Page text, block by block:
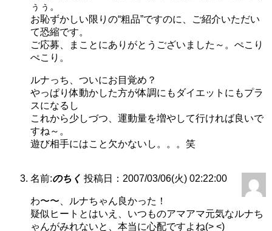
ぅぅ。
お恥ずかしい限りの“粗品”ですのに、ご紹介いただい
て恐縮です。
ご応募、まことにありがとうございました～。ぺこり
ぺこり。
ルナっち、ついにお目覚め？
やっぱり体動かした方が体調にもダイエットにもプラ
スになるし
これから少しづつ、運動量を増やして行ければ良いで
すね～。
遊び相手にはこと欠かないし。。。笑
名前:のちく 投稿日：2007/03/06(火) 02:22:00
わ〜〜、ルナちゃん良かった！
疑似ヒートとはいえ、いつものアマアマ元気なルナち
ゃんがみれないと、本当に心配ですよね(> <)